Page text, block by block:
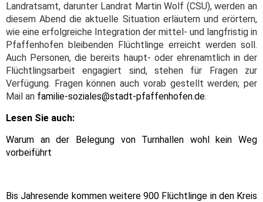
Landratsamt, darunter Landrat Martin Wolf (CSU), werden an
diesem Abend die aktuelle Situation erläutern und erörtern,
wie eine erfolgreiche Integration der mittel- und langfristig in
Pfaffenhofen bleibenden Flüchtlinge erreicht werden soll.
Auch Personen, die bereits haupt- oder ehrenamtlich in der
Flüchtlingsarbeit engagiert sind, stehen für Fragen zur
Verfügung. Fragen können auch vorab gestellt werden; per
Mail an familie-soziales@stadt-pfaffenhofen.de.
Lesen Sie auch:
Warum an der Belegung von Turnhallen wohl kein Weg
vorbeiführt
Bis Jahresende kommen weitere 900 Flüchtlinge in den Kreis